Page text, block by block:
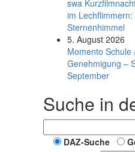
swa
im
Sternen­himmel
5. August 2026
Momento
Genehmigung –
September
Suche in
DAZ-Suche